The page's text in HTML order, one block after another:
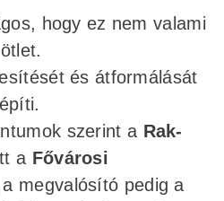
hogy ez nem valami
és átformálását
szerint a Rak-
a Fővárosi
megvalósító pedig a